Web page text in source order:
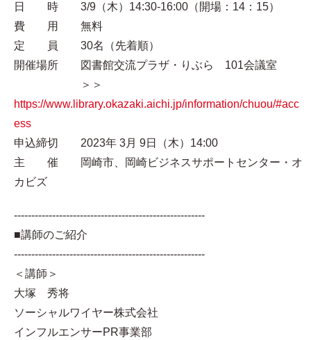
日 時 3/9（木）14:30-16:00（開場：14：15）
費 用 無料
定 員 30名（先着順）
開催場所 図書館交流プラザ・りぶら 101会議室
＞＞
https://www.library.okazaki.aichi.jp/information/chuou/#acc
ess
申込締切 2023年 3月 9日（木）14:00
主 催 岡崎市、岡崎ビジネスサポートセンター・オ
カビズ
-------------------------------------------------------
■講師のご紹介
-------------------------------------------------------
＜講師＞
大塚 秀将
ソーシャルワイヤー株式会社
インフルエンサーPR事業部